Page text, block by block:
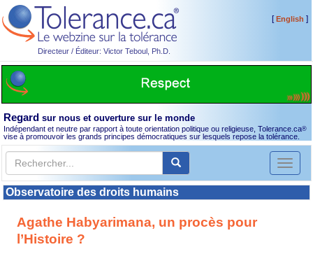
Directeur / Éditeur: Victor Teboul, Ph.D.
[English ]
Regard sur nous et ouverture sur le monde
Indépendant et neutre par rapport à toute orientation politique ou religieuse, Tolerance.ca®
vise à promouvoir les grands principes démocratiques sur lesquels repose la tolérance.
Toggle
Observatoire des droits humains
Agathe Habyarimana, un procès pour
l’Histoire ?